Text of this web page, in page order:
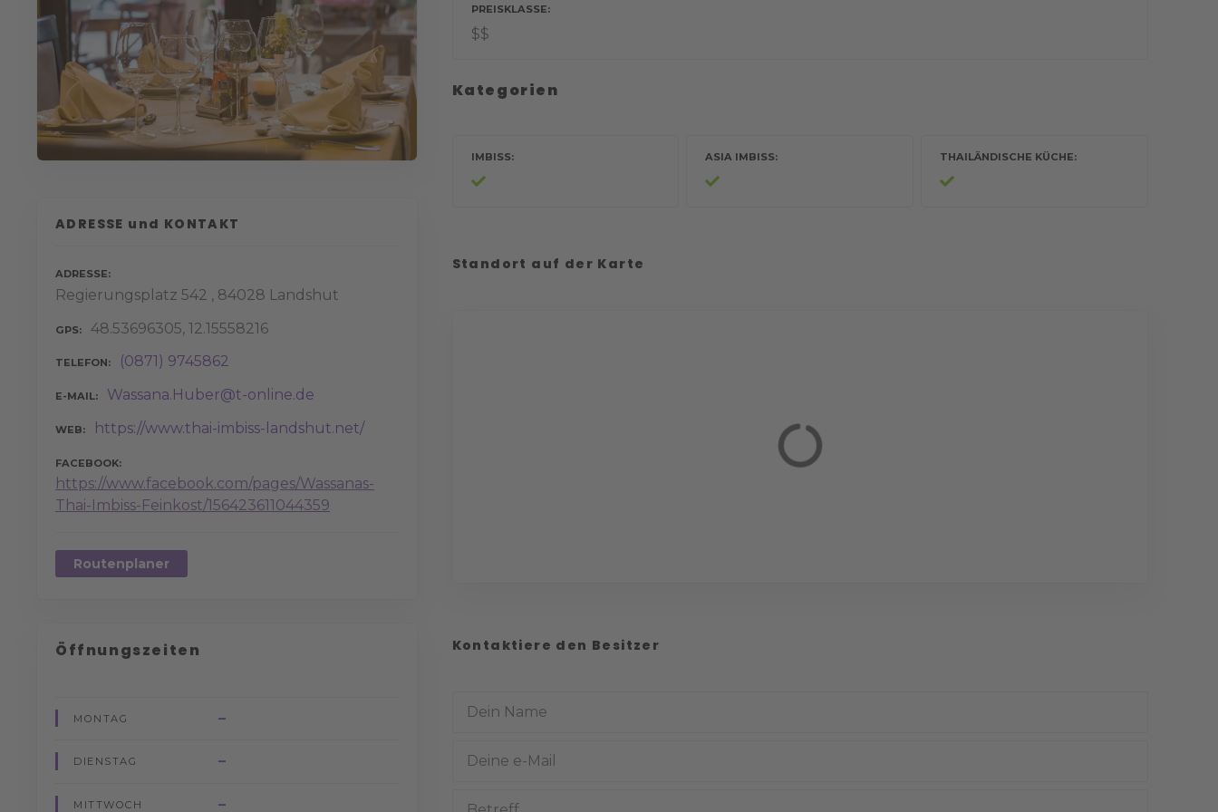
ADRESSE und KONTAKT
ADRESSE
Regierungsplatz 542 , 84028 Landshut
GPS 48.53696305, 12.15558216
TELEFON (0871) 9745862
E-MAIL Wassana.Huber@t-online.de
WEB https://www.thai-imbiss-landshut.net/
FACEBOOK
https://www.facebook.com/pages/Wassanas-
Thai-Imbiss-Feinkost/156423611044359
Routenplaner
Öffnungszeiten
MONTAG –
DIENSTAG –
MITTWOCH –
PREISKLASSE
$$
Kategorien
IMBISS ASIA IMBISS THAILÄNDISCHE KÜCHE
Standort auf der Karte
Kontaktiere den Besitzer